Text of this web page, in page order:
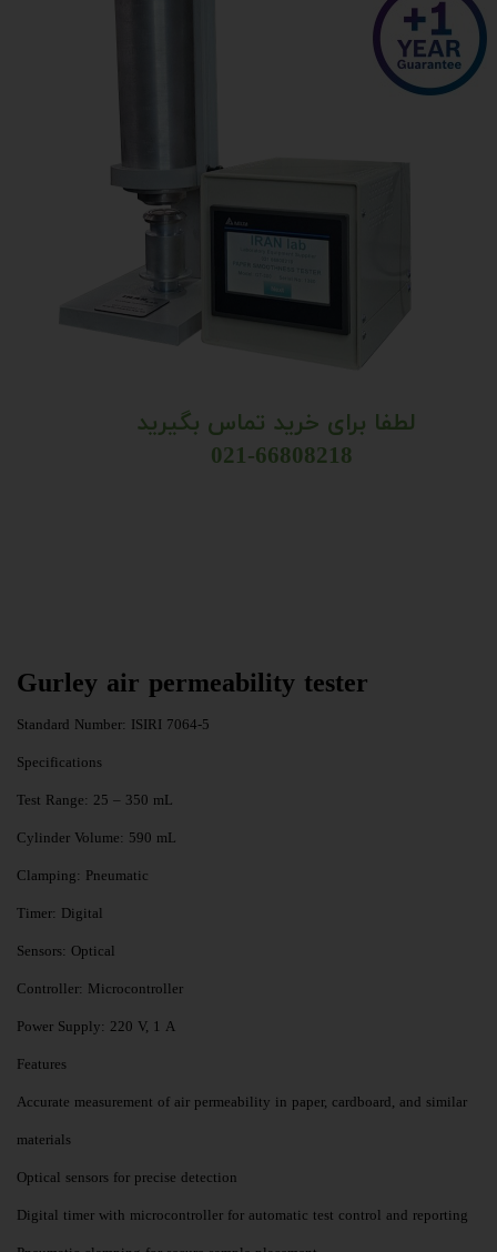
Gurley air permeability tester
Standard Number: ISIRI 7064-5
Specifications
Test Range: 25 – 350 mL
Cylinder Volume: 590 mL
Clamping: Pneumatic
Timer: Digital
Sensors: Optical
Controller: Microcontroller
Power Supply: 220 V, 1 A
Features
Accurate measurement of air permeability in paper, cardboard, and similar
materials
Optical sensors for precise detection
Digital timer with microcontroller for automatic test control and reporting
لطفا برای خرید تماس بگیرید